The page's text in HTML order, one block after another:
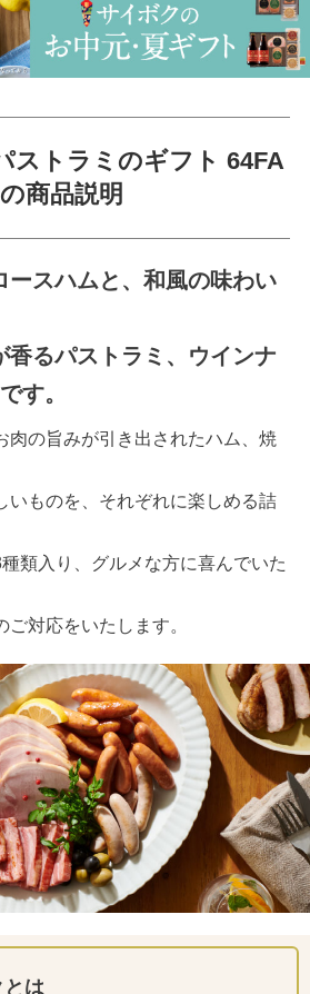
ストラミのギフト 64FA
の商品説明
ースハムと、和風の味わい
香るパストラミ、ウインナ
す。
肉の旨みが引き出されたハム、焼
いものを、それぞれに楽しめる詰
類入り、グルメな方に喜んでいた
対応をいたします。
は